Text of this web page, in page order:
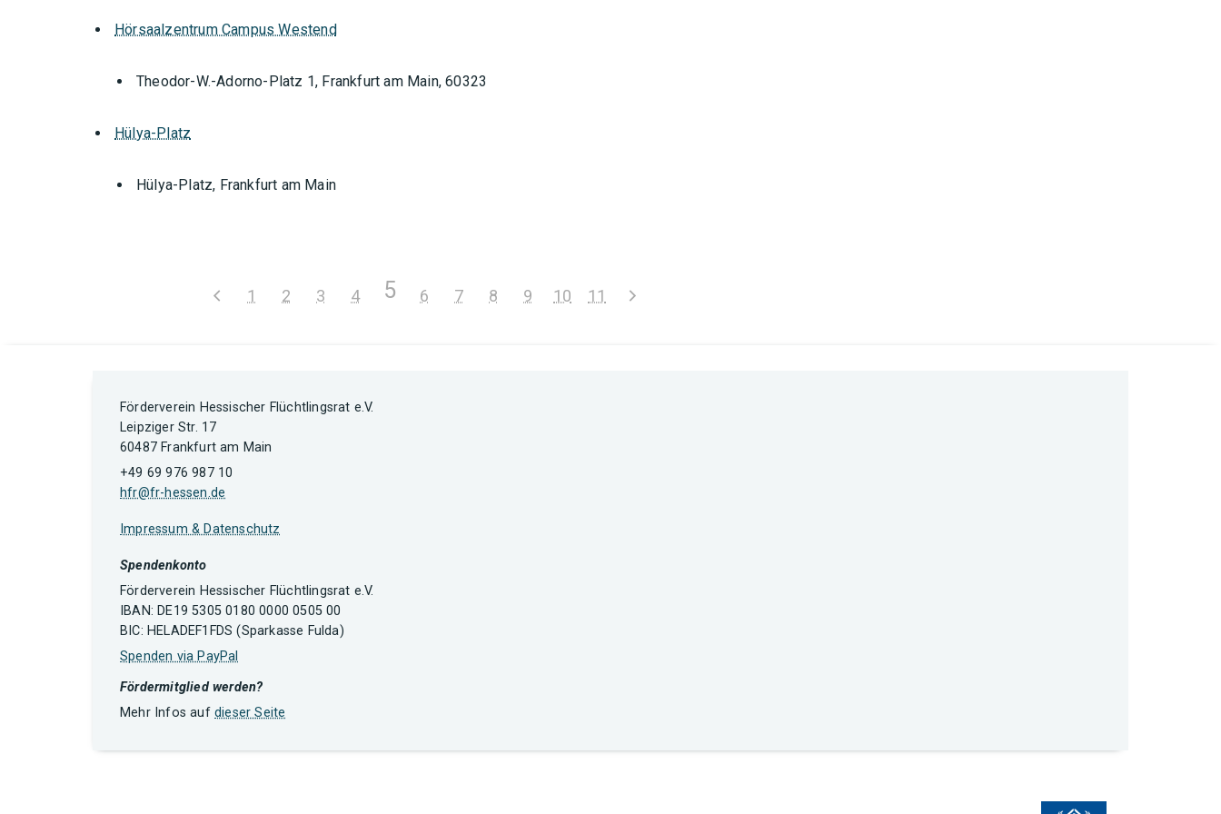
Hörsaalzentrum Campus Westend
Theodor-W.-Adorno-Platz 1, Frankfurt am Main, 60323
Hülya-Platz
Hülya-Platz, Frankfurt am Main
1 2 3 4 5 6 7 8 9 10 11
Förderverein Hessischer Flüchtlingsrat e.V.
Leipziger Str. 17
60487 Frankfurt am Main
+49 69 976 987 10
hfr@fr-hessen.de
Impressum & Datenschutz
Spendenkonto
Förderverein Hessischer Flüchtlingsrat e.V.
IBAN: DE19 5305 0180 0000 0505 00
BIC: HELADEF1FDS (Sparkasse Fulda)
Spenden via PayPal
Fördermitglied werden?
Mehr Infos auf dieser Seite